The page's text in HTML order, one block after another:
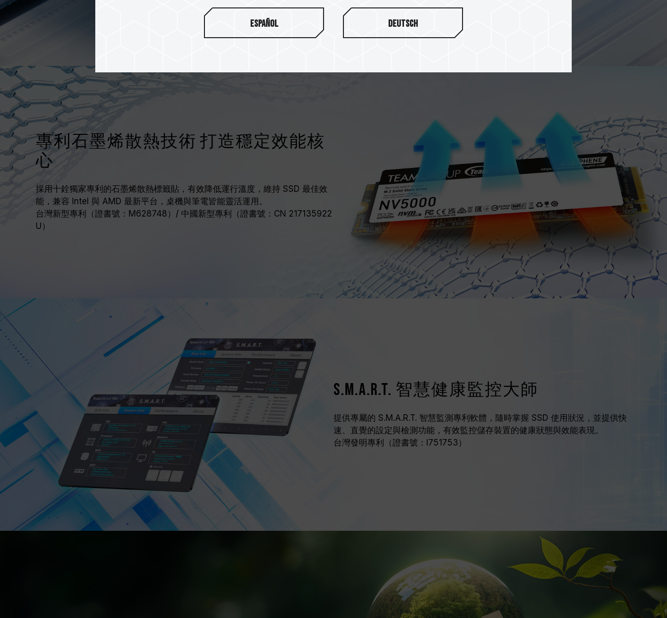
專利石墨烯散熱技術 打造穩定效能核
心
採用十銓獨家專利的石墨烯散熱標籤貼，有效降低運行溫度，維持 SSD 最佳效
能，兼容 Intel 與 AMD 最新平台，桌機與筆電皆能靈活運用。
台灣新型專利（證書號：M628748）/ 中國新型專利（證書號：CN 217135922
U）
S.M.A.R.T. 智慧健康監控大師
提供專屬的 S.M.A.R.T. 智慧監測專利軟體，隨時掌握 SSD 使用狀況，並提供快
速、直覺的設定與檢測功能，有效監控儲存裝置的健康狀態與效能表現。
台灣發明專利（證書號：I751753）
Español Deutsch